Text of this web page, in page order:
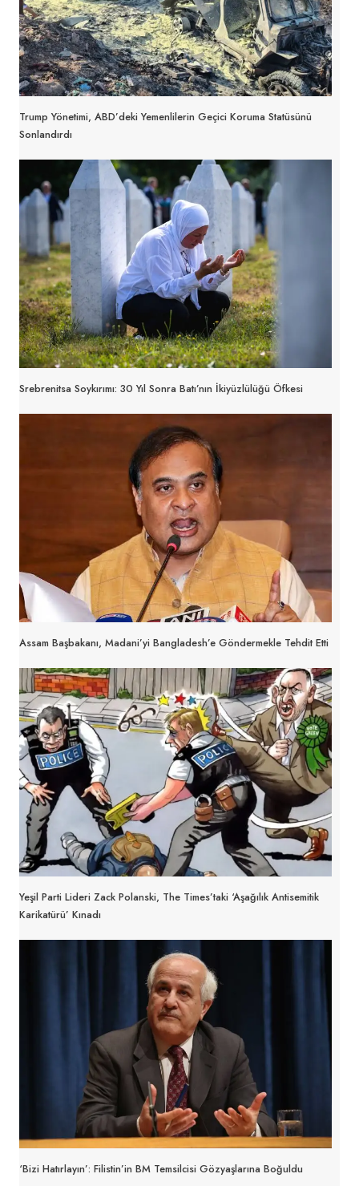
Trump Yönetimi, ABD’deki Yemenlilerin Geçici Koruma Statüsünü
Sonlandırdı
Srebrenitsa Soykırımı: 30 Yıl Sonra Batı’nın İkiyüzlülüğü Öfkesi
Assam Başbakanı, Madani’yi Bangladesh’e Göndermekle Tehdit Etti
Yeşil Parti Lideri Zack Polanski, The Times’taki ‘aşağılık Antisemitik
Karikatürü’ Kınadı
‘Bizi Hatırlayın’: Filistin’in BM Temsilcisi Gözyaşlarına Boğuldu